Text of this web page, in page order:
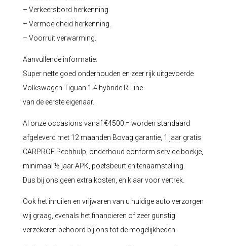
– Verkeersbord herkenning.
– Vermoeidheid herkenning.
– Voorruit verwarming.
Aanvullende informatie:
Super nette goed onderhouden en zeer rijk uitgevoerde
Volkswagen Tiguan 1.4 hybride R-Line
van de eerste eigenaar.
Al onze occasions vanaf €4500.= worden standaard
afgeleverd met 12 maanden Bovag garantie, 1 jaar gratis
CARPROF Pechhulp, onderhoud conform service boekje,
minimaal ½ jaar APK, poetsbeurt en tenaamstelling.
Dus bij ons geen extra kosten, en klaar voor vertrek.
Ook het inruilen en vrijwaren van u huidige auto verzorgen
wij graag, evenals het financieren of zeer gunstig
verzekeren behoord bij ons tot de mogelijkheden.